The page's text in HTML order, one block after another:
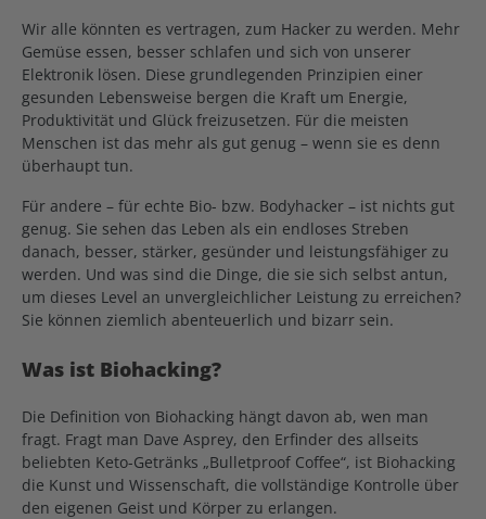
Wir alle könnten es vertragen, zum Hacker zu werden. Mehr
Gemüse essen, besser schlafen und sich von unserer
Elektronik lösen. Diese grundlegenden Prinzipien einer
gesunden Lebensweise bergen die Kraft um Energie,
Produktivität und Glück freizusetzen. Für die meisten
Menschen ist das mehr als gut genug – wenn sie es denn
überhaupt tun.
Für andere – für echte Bio- bzw. Bodyhacker – ist nichts gut
genug. Sie sehen das Leben als ein endloses Streben
danach, besser, stärker, gesünder und leistungsfähiger zu
werden. Und was sind die Dinge, die sie sich selbst antun,
um dieses Level an unvergleichlicher Leistung zu erreichen?
Sie können ziemlich abenteuerlich und bizarr sein.
Was ist Biohacking?
Die Definition von Biohacking hängt davon ab, wen man
fragt. Fragt man Dave Asprey, den Erfinder des allseits
beliebten Keto-Getränks „Bulletproof Coffee“, ist Biohacking
die Kunst und Wissenschaft, die vollständige Kontrolle über
den eigenen Geist und Körper zu erlangen.